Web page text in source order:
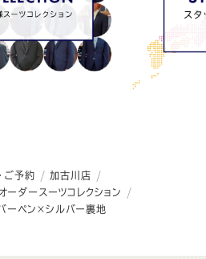
スーツSADAのトップページ
ご予約
加古川店
ーダースーツコレクション
ーペン×シルバー裏地